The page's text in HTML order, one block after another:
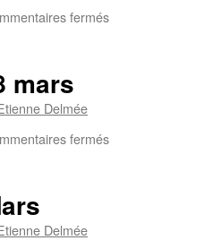
ferméssur
mars
Delmée
ferméssur
Delmée